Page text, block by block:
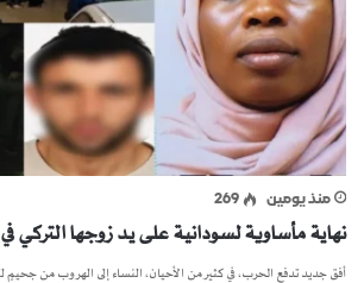
منذ يومين 269
نهاية مأساوية لسودانية على يد زوجها التركي
أفق جديد تدفع الحرب، في كثير من الأحيان، النساء إلى الهروب من